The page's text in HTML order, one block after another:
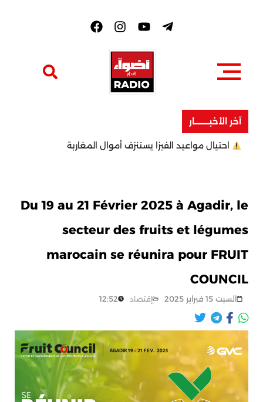
e
b
k
آخر الأخبــــــــار
احتيال مواعيد الفيزا يستنزف أموال المغاربة
Du 19 au 21 Février 2025 à Agadir, le
secteur des fruits et légumes
marocain se réunira pour FRUIT
COUNCIL
السبت 15 فبراير 2025 إقتصاد 12:52